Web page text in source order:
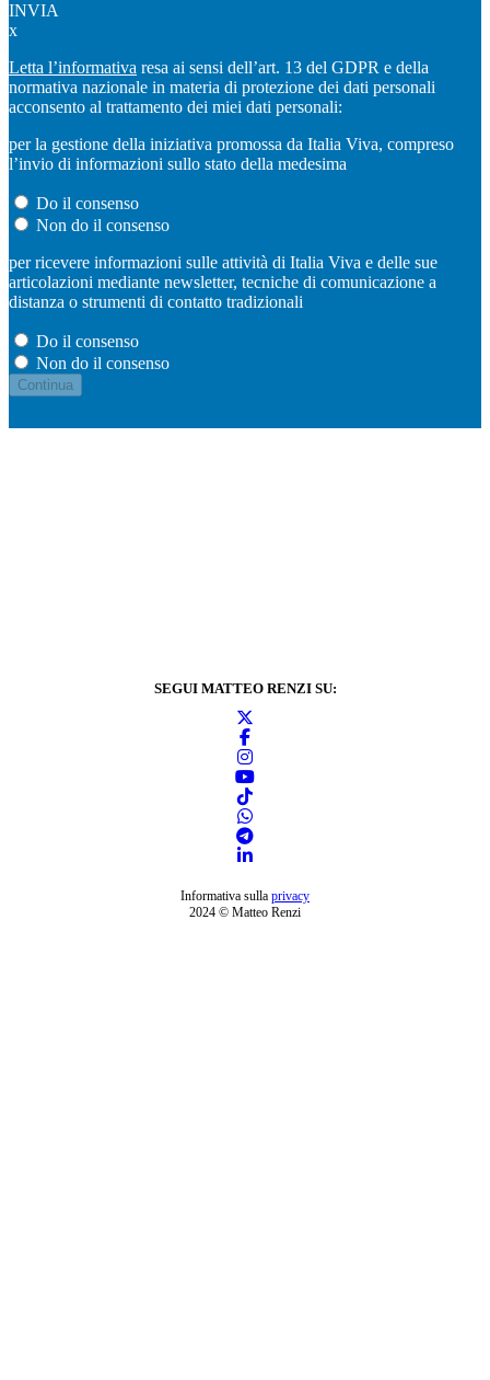
INVIA
x
Letta l’informativa resa ai sensi dell’art. 13 del GDPR e della
normativa nazionale in materia di protezione dei dati personali
acconsento al trattamento dei miei dati personali:
per la gestione della iniziativa promossa da Italia Viva, compreso
l’invio di informazioni sullo stato della medesima
Do il consenso
Non do il consenso
per ricevere informazioni sulle attività di Italia Viva e delle sue
articolazioni mediante newsletter, tecniche di comunicazione a
distanza o strumenti di contatto tradizionali
Do il consenso
Non do il consenso
SEGUI MATTEO RENZI SU:
Informativa sulla privacy
2024 © Matteo Renzi